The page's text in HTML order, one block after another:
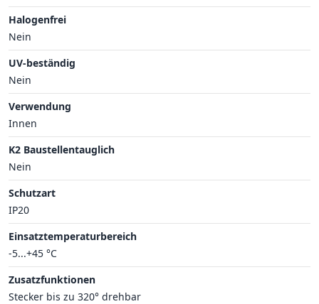
Halogenfrei
Nein
UV-beständig
Nein
Verwendung
Innen
K2 Baustellentauglich
Nein
Schutzart
IP20
Einsatztemperaturbereich
-5...+45 °C
Zusatzfunktionen
Stecker bis zu 320° drehbar